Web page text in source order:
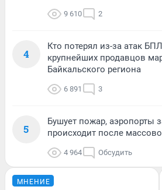
9 610 2
4
Кто потерял из-за атак
крупнейших продавцов
Байкальского региона
6 891 3
5
Бушует пожар, аэропорты
происходит после
4 964 Обсудить
МНЕНИЕ